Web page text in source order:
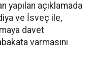
yapılan açıklamada
ve İsveç ile,
davet
varmasını